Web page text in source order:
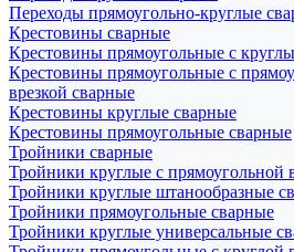
Переходы прямоугольно-круглые
Крестовины сварные
Крестовины прямоугольные с
Крестовины прямоугольные с
врезкой сварные
Крестовины круглые сварные
Крестовины прямоугольные сварные
Тройники сварные
Тройники круглые с прямоугольной
Тройники круглые штанообразные
Тройники прямоугольные сварные
Тройники круглые универсальные